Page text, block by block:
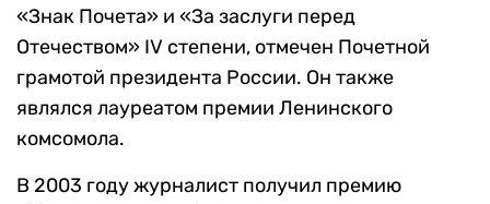
«Знак Почета» и «За заслуги перед
Отечеством» IV степени, отмечен Почетной
грамотой президента России. Он также
являлся лауреатом премии Ленинского
комсомола.
В 2003 году журналист получил премию